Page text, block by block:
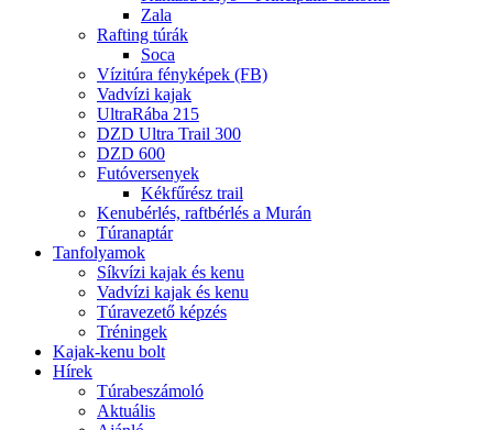
Zala
Rafting túrák
Soca
Vízitúra fényképek (FB)
Vadvízi kajak
UltraRába 215
DZD Ultra Trail 300
DZD 600
Futóversenyek
Kékfűrész trail
Kenubérlés, raftbérlés a Murán
Túranaptár
Tanfolyamok
Síkvízi kajak és kenu
Vadvízi kajak és kenu
Túravezető képzés
Tréningek
Kajak-kenu bolt
Hírek
Túrabeszámoló
Aktuális